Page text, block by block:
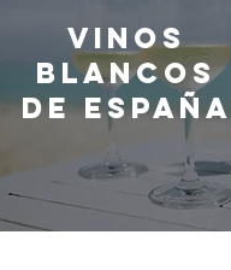
Vinos
blancos
de España